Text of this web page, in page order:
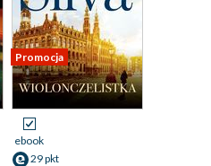
Promocja
ebook
29 pkt